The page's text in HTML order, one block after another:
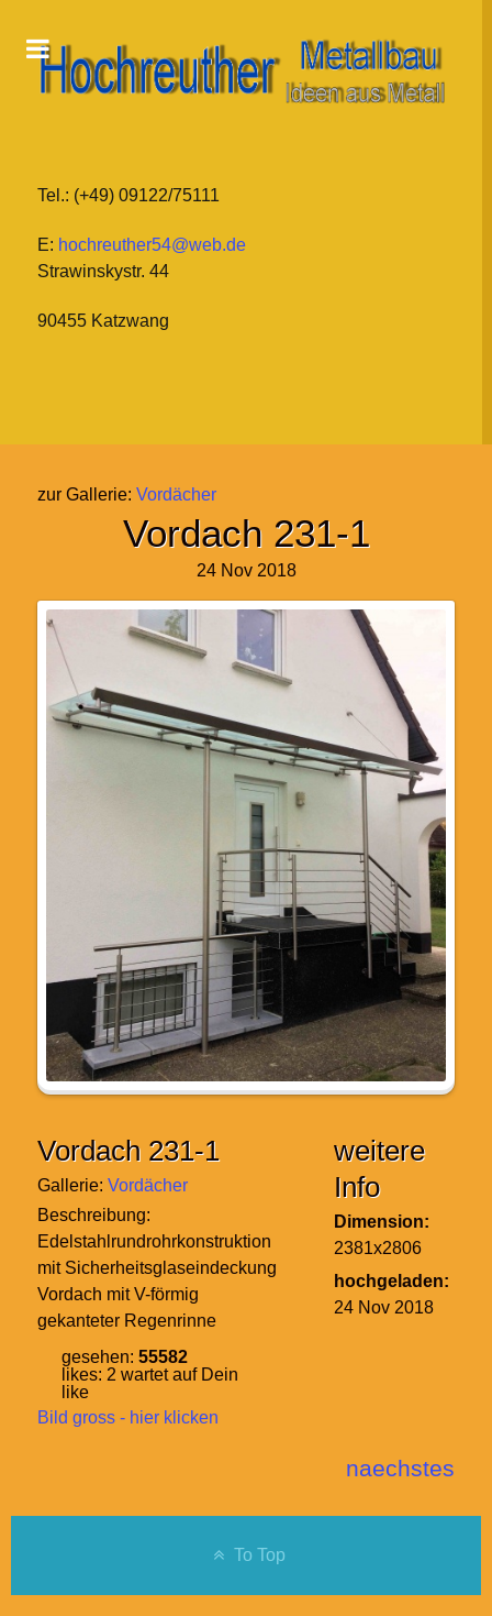
Tel.: (+49) 09122/75111
E: hochreuther54@web.de
Strawinskystr. 44
90455 Katzwang
zur Gallerie: Vordächer
Vordach 231-1
24 Nov 2018
Vordach 231-1
Gallerie: Vordächer
Beschreibung:
Edelstahlrundrohrkonstruktion
mit Sicherheitsglaseindeckung
Vordach mit V-förmig
gekanteter Regenrinne
gesehen: 55582
likes: 2 wartet auf Dein
like
Bild gross - hier klicken
weitere
Info
Dimension:
2381x2806
hochgeladen:
24 Nov 2018
naechstes
To Top